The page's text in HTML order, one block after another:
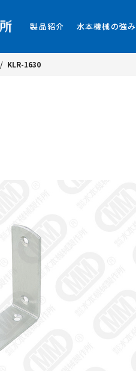
製品紹介 水本機械の強み
/ KLR-1630